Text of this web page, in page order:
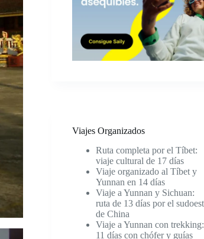
Viajes Organizados
Ruta completa por el Tíbet:
viaje cultural de 17 días
Viaje organizado al Tíbet y
Yunnan en 14 días
Viaje a Yunnan y Sichuan:
ruta de 13 días por el
de China
Viaje a Yunnan con trekking:
11 días con chófer y guías